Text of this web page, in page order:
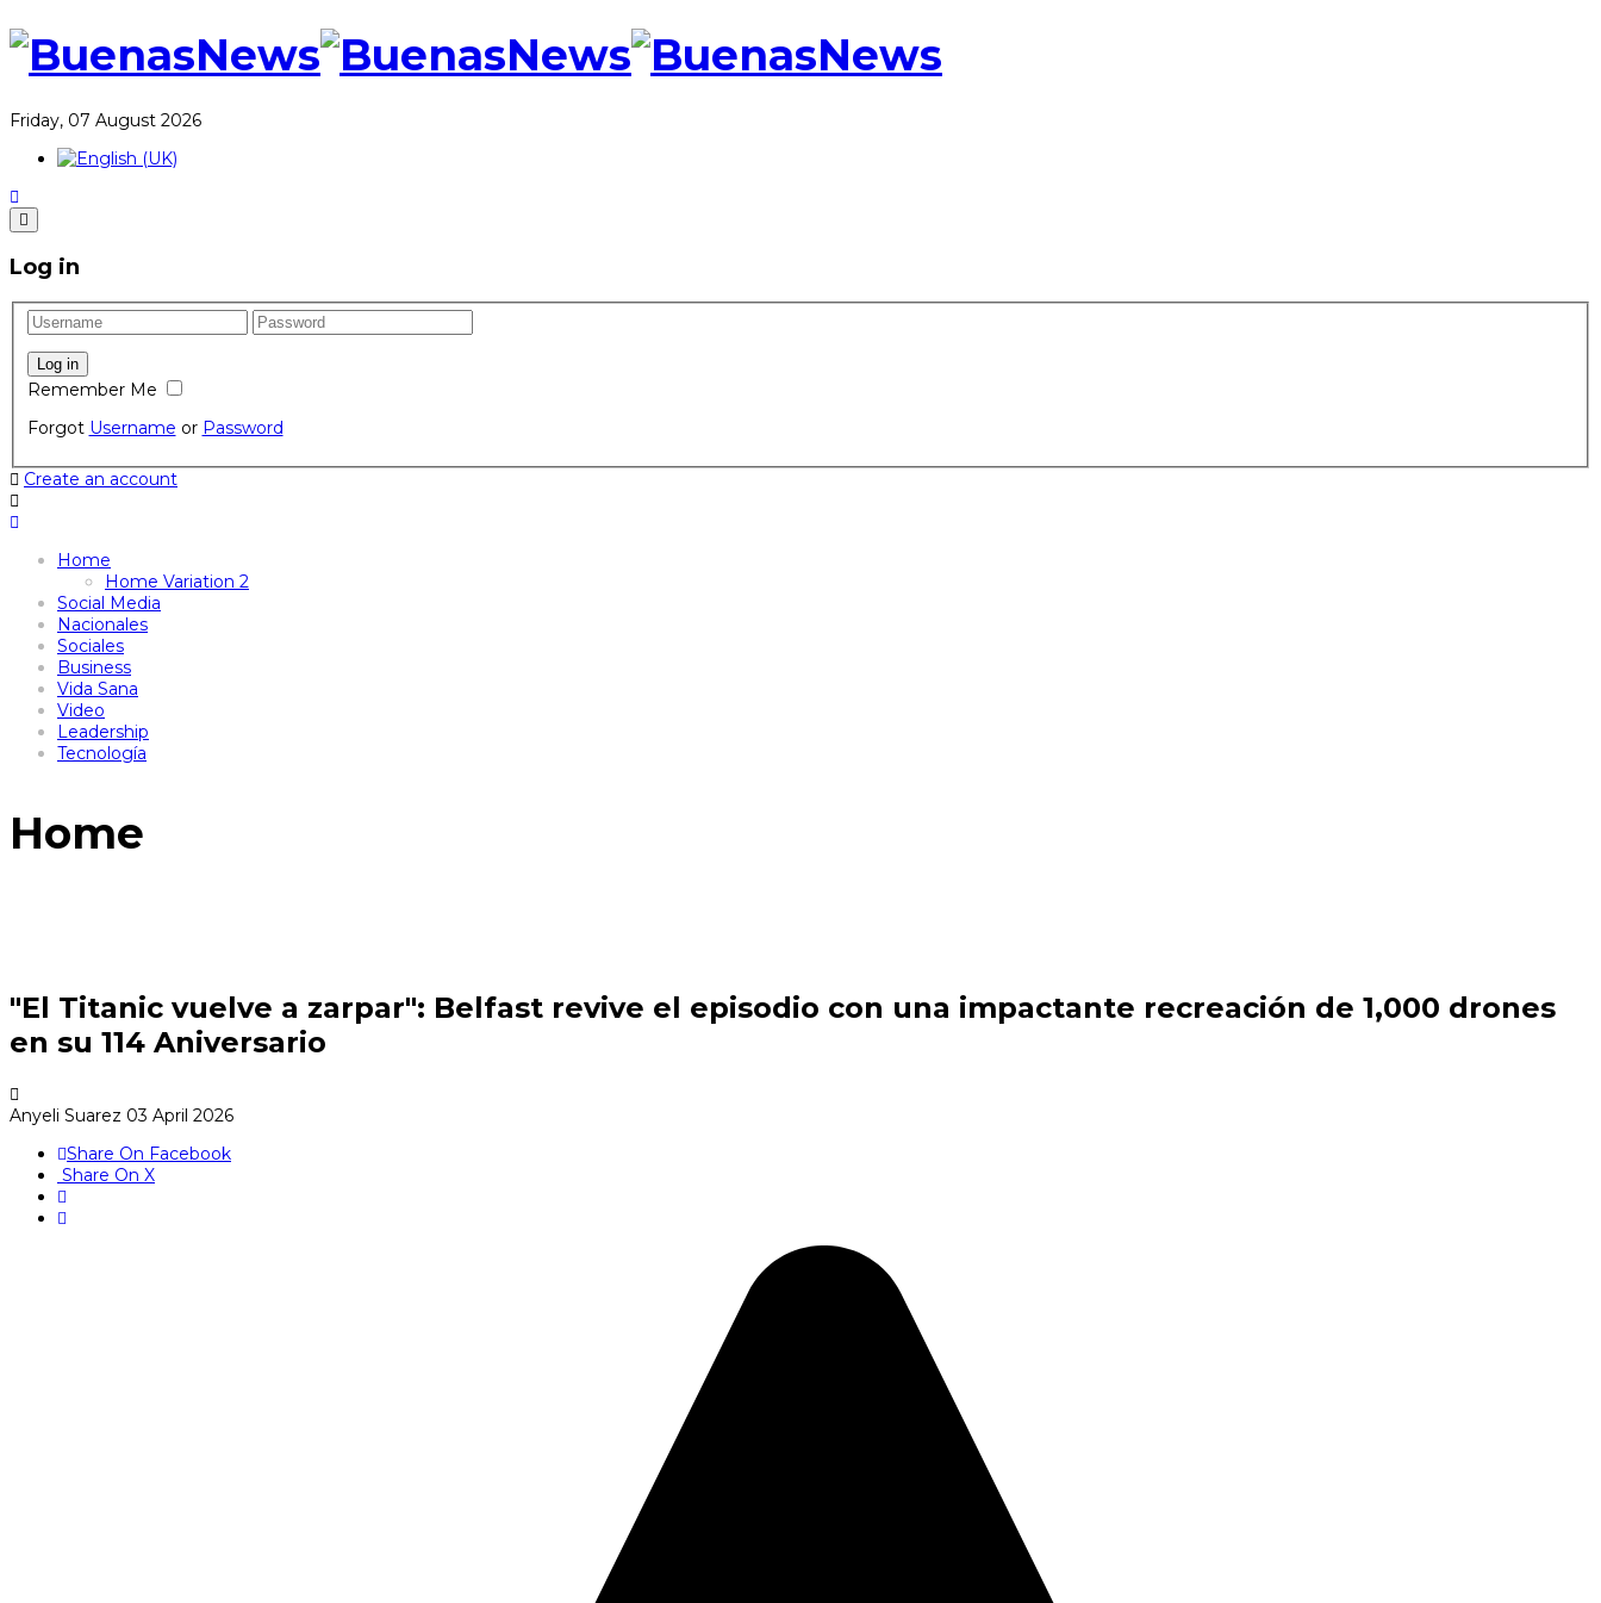
Friday, 07 August 2026
Log in
Remember Me
Forgot Username or Password
Create an account
Home
Home Variation 2
Social Media
Nacionales
Sociales
Business
Vida Sana
Video
Leadership
Tecnología
Home
"El Titanic vuelve a zarpar": Belfast revive el episodio con una impactante recreación de 1,000 drones
en su 114 Aniversario
Anyeli Suarez 03 April 2026
Share On Facebook
Share On X